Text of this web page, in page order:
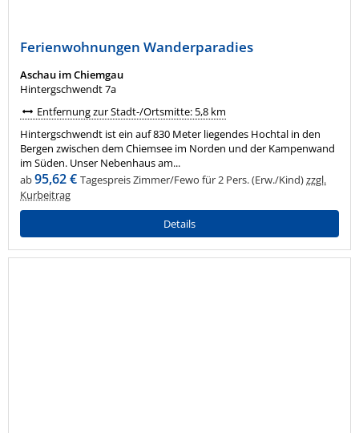
Ferienwohnungen Wanderparadies
Aschau im Chiemgau
Hintergschwendt 7a
Entfernung zur Stadt-/Ortsmitte: 5,8 km
Hintergschwendt ist ein auf 830 Meter liegendes Hochtal in den
Bergen zwischen dem Chiemsee im Norden und der Kampenwand
im Süden. Unser Nebenhaus am...
ab95,62 € Tagespreis Zimmer/Fewo für 2 Pers. (Erw./Kind)zzgl.
Kurbeitrag
Details